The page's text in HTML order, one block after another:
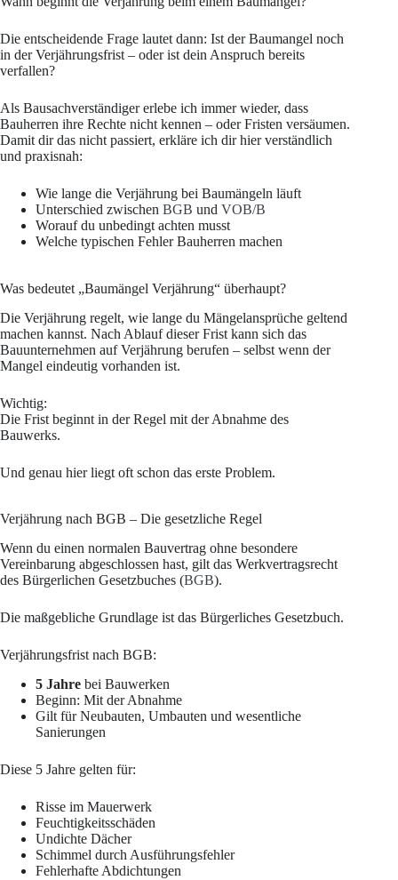
Die entscheidende Frage lautet dann: Ist der Baumangel noch
in der Verjährungsfrist – oder ist dein Anspruch bereits
verfallen?
Als Bausachverständiger erlebe ich immer wieder, dass
Bauherren ihre Rechte nicht kennen – oder Fristen versäumen.
Damit dir das nicht passiert, erkläre ich dir hier verständlich
und praxisnah:
Wie lange die Verjährung bei Baumängeln läuft
Unterschied zwischen BGB und VOB/B
Worauf du unbedingt achten musst
Welche typischen Fehler Bauherren machen
Was bedeutet „Baumängel Verjährung“ überhaupt?
Die Verjährung regelt, wie lange du Mängelansprüche geltend
machen kannst. Nach Ablauf dieser Frist kann sich das
Bauunternehmen auf Verjährung berufen – selbst wenn der
Mangel eindeutig vorhanden ist.
Wichtig:
Die Frist beginnt in der Regel mit der Abnahme des
Bauwerks.
Und genau hier liegt oft schon das erste Problem.
Verjährung nach BGB – Die gesetzliche Regel
Wenn du einen normalen Bauvertrag ohne besondere
Vereinbarung abgeschlossen hast, gilt das Werkvertragsrecht
des Bürgerlichen Gesetzbuches (BGB).
Die maßgebliche Grundlage ist das Bürgerliches Gesetzbuch.
Verjährungsfrist nach BGB:
5 Jahre bei Bauwerken
Beginn: Mit der Abnahme
Gilt für Neubauten, Umbauten und wesentliche
Sanierungen
Diese 5 Jahre gelten für:
Risse im Mauerwerk
Feuchtigkeitsschäden
Undichte Dächer
Schimmel durch Ausführungsfehler
Fehlerhafte Abdichtungen